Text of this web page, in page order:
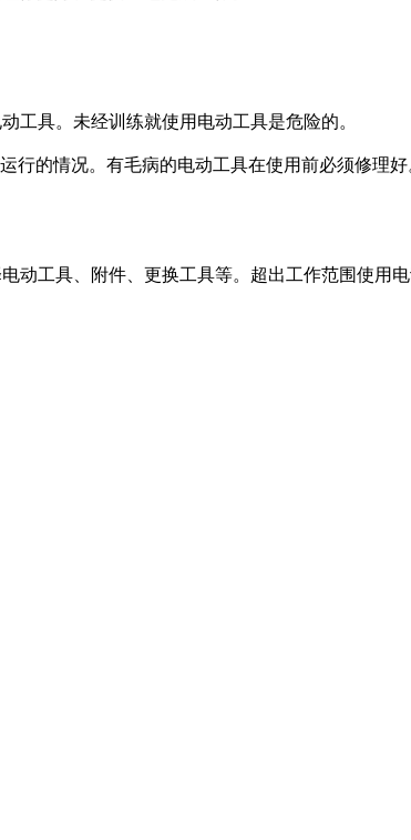
工具。未经训练就使用电动工具是危险的。
的情况。有毛病的电动工具在使用前必须修理
工具、附件、更换工具等。超出工作范围使用电